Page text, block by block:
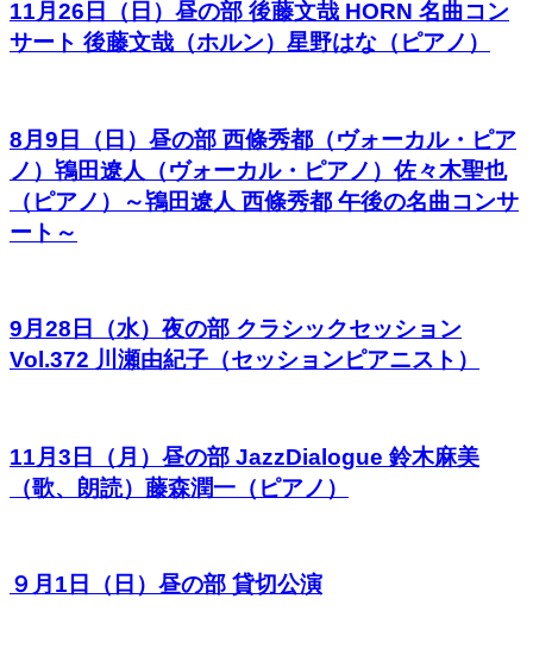
11月26日（日）昼の部 後藤文哉 HORN 名曲コン
サート 後藤文哉（ホルン）星野はな（ピアノ）
8月9日（日）昼の部 西條秀都（ヴォーカル・ピア
ノ）鴇田遼人（ヴォーカル・ピアノ）佐々木聖也
（ピアノ）～鴇田遼人 西條秀都 午後の名曲コンサ
ート～
9月28日（水）夜の部 クラシックセッション
Vol.372 川瀬由紀子（セッションピアニスト）
11月3日（月）昼の部 JazzDialogue 鈴木麻美
（歌、朗読）藤森潤一（ピアノ）
９月1日（日）昼の部 貸切公演